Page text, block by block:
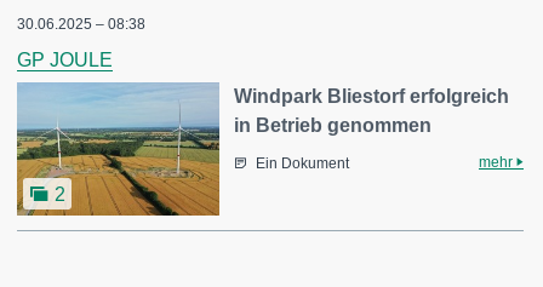
30.06.2025 – 08:38
GP JOULE
2
Windpark Bliestorf erfolgreich
in Betrieb genommen
Ein Dokument mehr